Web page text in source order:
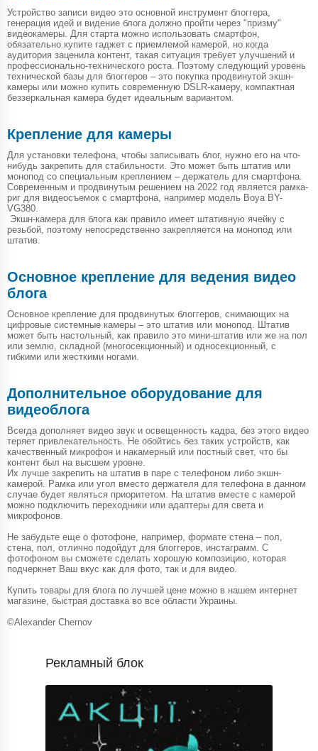
Устройство записи видео это основной инструмент блоггера,
генерация идей и видение блога должно пройти через "призму"
видеокамеры. Для старта можно использовать смартфон,
обязательно купите гаджет с приемлемой камерой, но когда
аудитория заценила контент, такая ситуация требует улучшений и
профессионально-технического роста. Поэтому следующий уровень
технической базы для блоггеров – это покупка продвинутой экшн-
камеры или можно купить современную DSLR-камеру, компактная
беззеркальная камера будет идеальным вариантом.
Крепление для камеры
Для установки телефона, чтобы записывать блог, нужно его на что-
нибудь закрепить для стабильности. Это может быть штатив или
монопод со специальным креплением – держатель для смартфона.
Современным и продвинутым решением на 2022 год является рамка-
риг для видеосъемок с смартфона, например модель Boya BY-
VG380.
Экшн-камера для блога как правило имеет штативную ячейку с
резьбой, поэтому непосредственно закрепляется на монопод или
штатив.
Основное крепление для ведения видео
блога
Основное крепление для продвинутых блоггеров, снимающих на
цифровые системные камеры – это штатив или монопод. Штатив
может быть настольный, как правило это мини-штатив или же на пол
или землю, складной (многосекционный) и односекционный, с
гибкими или жесткими ногами.
Дополнительное оборудование для
видеоблога
Всегда дополняет видео звук и освещенность кадра, без этого видео
теряет привлекательность. Не обойтись без таких устройств, как
качественный микрофон и накамерный или постный свет, что бы
контент был на высшем уровне.
Их лучше закрепить на штатив в паре с телефоном либо экшн-
камерой. Рамка или угол вместо держателя для телефона в данном
случае будет являться приоритетом. На штатив вместе с камерой
можно подключить переходники или адаптеры для света и
микрофонов.
Не забудьте еще о фотофоне, например, формате стена – пол,
стена, пол, отлично подойдут для блоггеров, инстаграмм. С
фотофоном вы сможете сделать хорошую композицию, которая
подчеркнет Ваш вкус как для фото, так и для видео.
Купить товары для блога по лучшей цене можно в нашем интернет
магазине, быстрая доставка во все области Украины.
©Alexander Chernov
Рекламный блок